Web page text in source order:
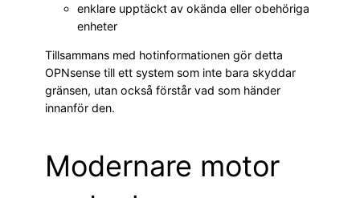
enklare upptäckt av okända eller obehöriga
enheter
Tillsammans med hotinformationen gör detta
OPNsense till ett system som inte bara skyddar
gränsen, utan också förstår vad som händer
innanför den.
Modernare motor